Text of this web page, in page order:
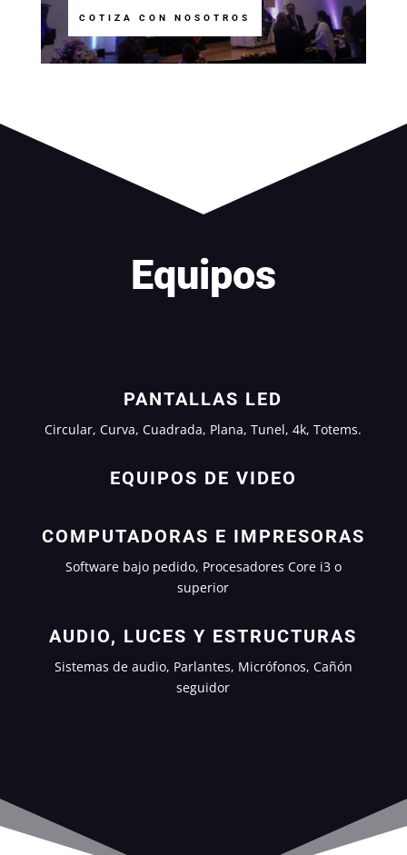
COTIZA CON NOSOTROS
Equipos
PANTALLAS LED
Circular, Curva, Cuadrada, Plana, Tunel, 4k, Totems.
EQUIPOS DE VIDEO
COMPUTADORAS E IMPRESORAS
Software bajo pedido, Procesadores Core i3 o
superior
AUDIO, LUCES Y ESTRUCTURAS
Sistemas de audio, Parlantes, Micrófonos, Cañón
seguidor